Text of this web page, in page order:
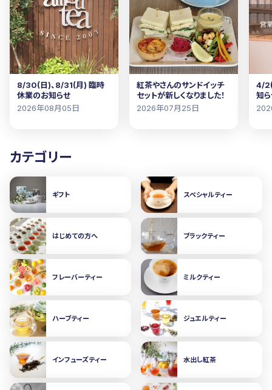
8/30(日)、8/31(月) 臨時
休業のお知らせ
2026年08月05日
紅茶やさんのサンドイッチ
セットが新しくなりました！
2026年07月25日
4/
知
カテゴリー
ギフト スペシャルティー
はじめての方へ ブラックティー
フレーバーティー ミルクティー
ハーブティー ジュエルティー
インフューズティー 水出し紅茶